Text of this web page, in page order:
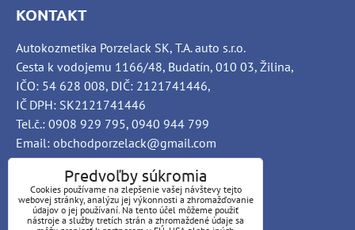
KONTAKT
Autokozmetika Porzelack SK, T.A. auto s.r.o.
Cesta k vodojemu 1166/48, Budatín, 010 03, Žilina,
IČO: 54 628 008, DIČ: 2121741446,
IČ DPH: SK2121741446
Tel.č.: 0908 929 795, 0940 944 799
Email: obchodporzelack@gmail.com
INFO
Predvoľby súkromia
Cookies používame na zlepšenie vašej návštevy tejto
webovej stránky, analýzu jej výkonnosti a zhromažďovanie
údajov o jej používaní. Na tento účel môžeme použiť
nástroje a služby tretích strán a zhromaždené údaje sa